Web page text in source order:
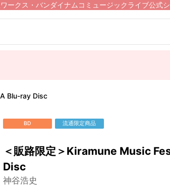
ークス・バンダイナムコミュージックライブ公式
Blu-ray Disc
BD 流通限定商品
＜販路限定＞Kiramune Music
Disc
神谷浩史